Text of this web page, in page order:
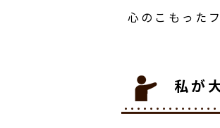
心のこもった
私が